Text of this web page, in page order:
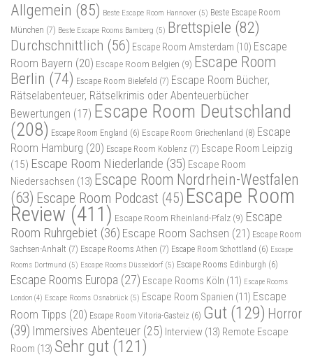
Allgemein (85) Beste Escape Room Hannover (5) Beste Escape Room
München (7) Beste Escape Rooms Bamberg (5) Brettspiele (82)
Durchschnittlich (56) Escape Room Amsterdam (10) Escape
Room Bayern (20) Escape Room Belgien (9) Escape Room
Berlin (74) Escape Room Bielefeld (7) Escape Room Bücher,
Rätselabenteuer, Rätselkrimis oder Abenteuerbücher
Bewertungen (17) Escape Room Deutschland
(208) Escape Room England (6) Escape Room Griechenland (8) Escape
Room Hamburg (20) Escape Room Koblenz (7) Escape Room Leipzig
(15) Escape Room Niederlande (35) Escape Room
Niedersachsen (13) Escape Room Nordrhein-Westfalen
(63) Escape Room Podcast (45) Escape Room
Review (411) Escape Room Rheinland-Pfalz (9) Escape
Room Ruhrgebiet (36) Escape Room Sachsen (21) Escape Room
Sachsen-Anhalt (7) Escape Rooms Athen (7) Escape Room Schottland (6) Escape
Rooms Dortmund (5) Escape Rooms Düsseldorf (5) Escape Rooms Edinburgh (6)
Escape Rooms Europa (27) Escape Rooms Köln (11) Escape Rooms
London (4) Escape Rooms Osnabrück (5) Escape Room Spanien (11) Escape
Room Tipps (20) Escape Room Vitoria-Gasteiz (6) Gut (129) Horror
(39) Immersives Abenteuer (25) Interview (13) Remote Escape
Room (13) Sehr gut (121)